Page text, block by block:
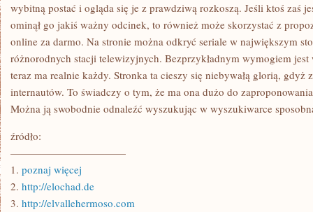
wybitną postać i ogląda się je z prawdziwą rozkoszą. Jeśli ktoś zaś
ominął go jakiś ważny odcinek, to również może skorzystać z
online za darmo. Na stronie można odkryć seriale w największym
różnorodnych stacji telewizyjnych. Bezprzykładnym wymogiem
teraz ma realnie każdy. Stronka ta cieszy się niebywałą glorią, gdyż
internautów. To świadczy o tym, że ma ona dużo do
Można ją swobodnie odnaleźć wyszukując w wyszukiwarce
źródło:
———————————
1. poznaj więcej
2. http://elochad.de
3. http://elvallehermoso.com